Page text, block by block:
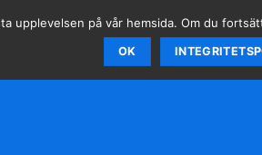
upplevelsen på vår hemsida. Om du
OK